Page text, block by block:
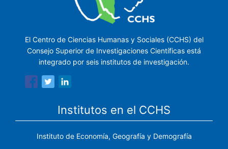
El Centro de Ciencias Humanas y Sociales (CCHS) del
Consejo Superior de Investigaciones Científicas está
integrado por seis institutos de investigación.
Institutos en el CCHS
Instituto de Economía, Geografía y Demografía